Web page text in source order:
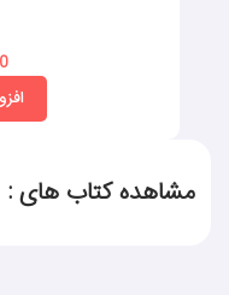
مشاهده کتاب های :